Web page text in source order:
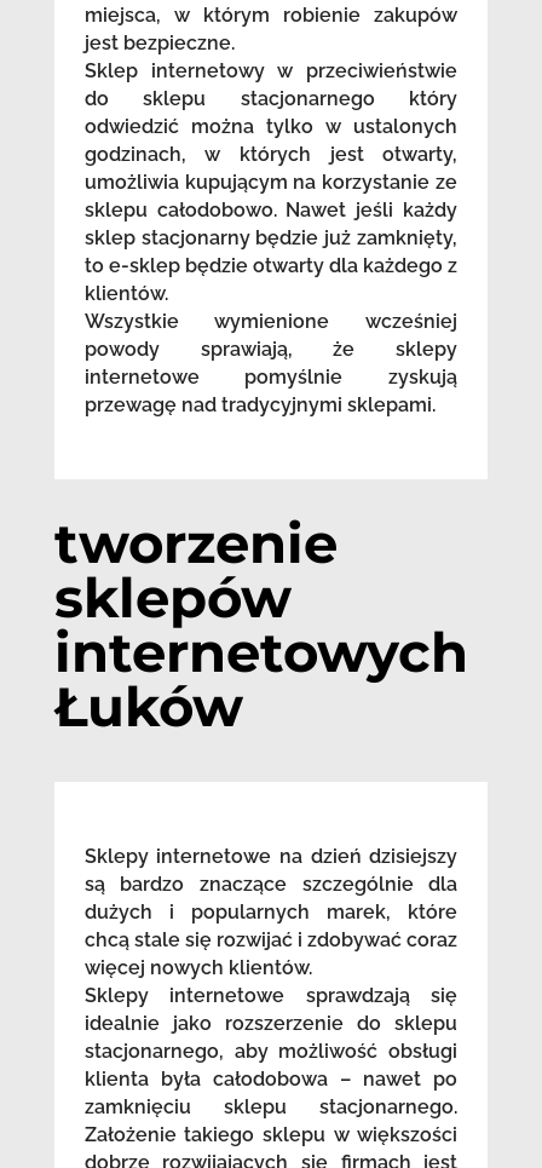
miejsca, w którym robienie zakupów
jest bezpieczne.
Sklep internetowy w przeciwieństwie
do sklepu stacjonarnego który
odwiedzić można tylko w ustalonych
godzinach, w których jest otwarty,
umożliwia kupującym na korzystanie ze
sklepu całodobowo. Nawet jeśli każdy
sklep stacjonarny będzie już zamknięty,
to e-sklep będzie otwarty dla każdego z
klientów.
Wszystkie wymienione wcześniej
powody sprawiają, że sklepy
internetowe pomyślnie zyskują
przewagę nad tradycyjnymi sklepami.
tworzenie
sklepów
internetowych
Łuków
Sklepy internetowe na dzień dzisiejszy
są bardzo znaczące szczególnie dla
dużych i popularnych marek, które
chcą stale się rozwijać i zdobywać coraz
więcej nowych klientów.
Sklepy internetowe sprawdzają się
idealnie jako rozszerzenie do sklepu
stacjonarnego, aby możliwość obsługi
klienta była całodobowa – nawet po
zamknięciu sklepu stacjonarnego.
Założenie takiego sklepu w większości
dobrze rozwijających się firmach jest